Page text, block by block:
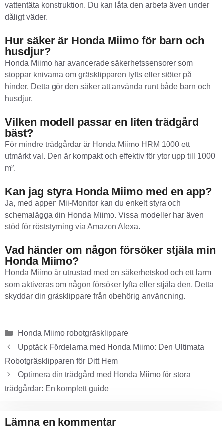
vattentäta konstruktion. Du kan låta den arbeta även under
dåligt väder.
Hur säker är Honda Miimo för barn och
husdjur?
Honda Miimo har avancerade säkerhetssensorer som
stoppar knivarna om gräsklipparen lyfts eller stöter på
hinder. Detta gör den säker att använda runt både barn och
husdjur.
Vilken modell passar en liten trädgård
bäst?
För mindre trädgårdar är Honda Miimo HRM 1000 ett
utmärkt val. Den är kompakt och effektiv för ytor upp till 1000
m².
Kan jag styra Honda Miimo med en app?
Ja, med appen Mii-Monitor kan du enkelt styra och
schemalägga din Honda Miimo. Vissa modeller har även
stöd för röststyrning via Amazon Alexa.
Vad händer om någon försöker stjäla min
Honda Miimo?
Honda Miimo är utrustad med en säkerhetskod och ett larm
som aktiveras om någon försöker lyfta eller stjäla den. Detta
skyddar din gräsklippare från obehörig användning.
Honda Miimo robotgräsklippare
Upptäck Fördelarna med Honda Miimo: Den Ultimata
Robotgräsklipparen för Ditt Hem
Optimera din trädgård med Honda Miimo för stora
trädgårdar: En komplett guide
Lämna en kommentar